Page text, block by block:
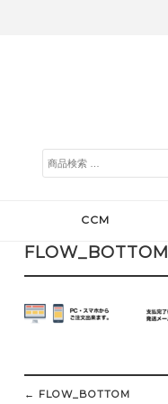
検
索
CCM
FLOW_BOTTOM
Post
navigation
← FLOW_BOTTOM